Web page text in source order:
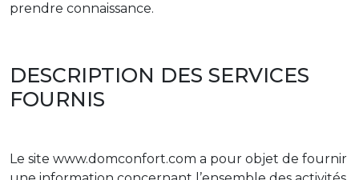
prendre connaissance.
DESCRIPTION DES SERVICES
FOURNIS
Le site www.domconfort.com a pour objet de fournir